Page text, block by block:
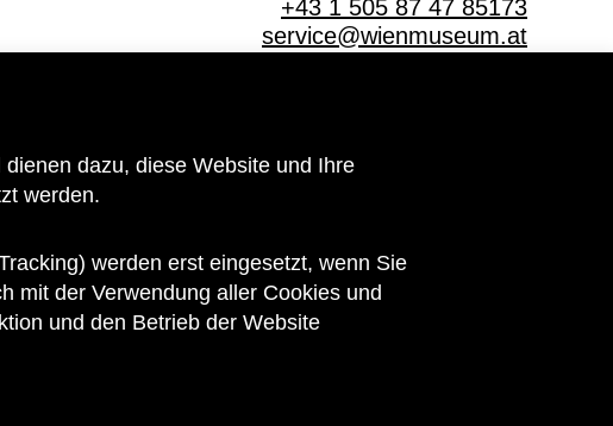
dazu, diese Website und Ihre
werden.
werden erst eingesetzt, wenn Sie
mit der Verwendung aller Cookies und
und den Betrieb der Website
+43 1 505 87 47 85173
service@wienmuseum.at
Hauptsponsor